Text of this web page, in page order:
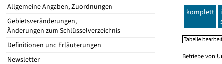
Allgemeine Angaben, Zuordnungen
Gebietsveränderungen,
Änderungen zum Schlüsselverzeichnis
Definitionen und Erläuterungen
Newsletter
komplett
Betriebe von